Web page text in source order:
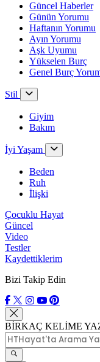
Güncel Haberler
Günün Yorumu
Haftanın Yorumu
Ayın Yorumu
Aşk Uyumu
Yükselen Burç
Genel Burç
Stil
Giyim
Bakım
İyi Yaşam
Beden
Ruh
İlişki
Çocuklu Hayat
Güncel
Video
Testler
Kaydettiklerim
Bizi Takip Edin
BİRKAÇ KELİME